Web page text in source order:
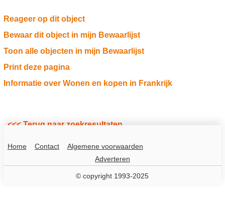
Reageer op dit object
Bewaar dit object in mijn Bewaarlijst
Toon alle objecten in mijn Bewaarlijst
Print deze pagina
Informatie over Wonen en kopen in Frankrijk
<<< Terug naar zoekresultaten
Home Contact
Algemene voorwaarden
Adverteren
© copyright 1993-2025